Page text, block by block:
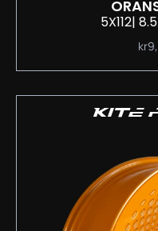
5X112| 8.5
kr
KITE